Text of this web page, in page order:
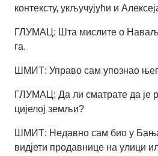
контексту, укључујући и
ГЛУМАЦ: Шта мислите о
га.
ШМИТ: Управо сам упознао
ГЛУМАЦ: Да ли сматрате да је
цијелој земљи?
ШМИТ: Недавно сам био у
видјети продавнице на улици